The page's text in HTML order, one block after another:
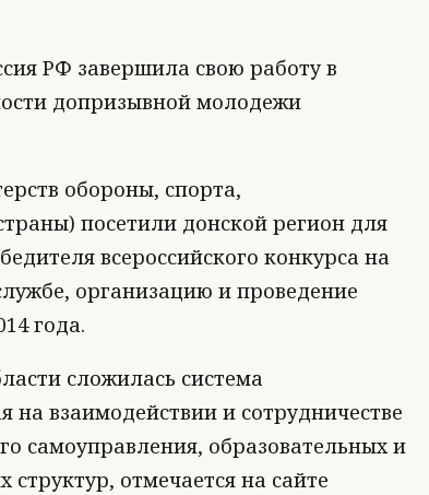
РФ завершила свою работу в
допризывной молодежи
обороны, спорта,
посетили донской регион для
всероссийского конкурса на
организацию и проведение
года.
сложилась система
на взаимодействии и сотрудничестве
самоуправления, образовательных и
отмечается на сайте